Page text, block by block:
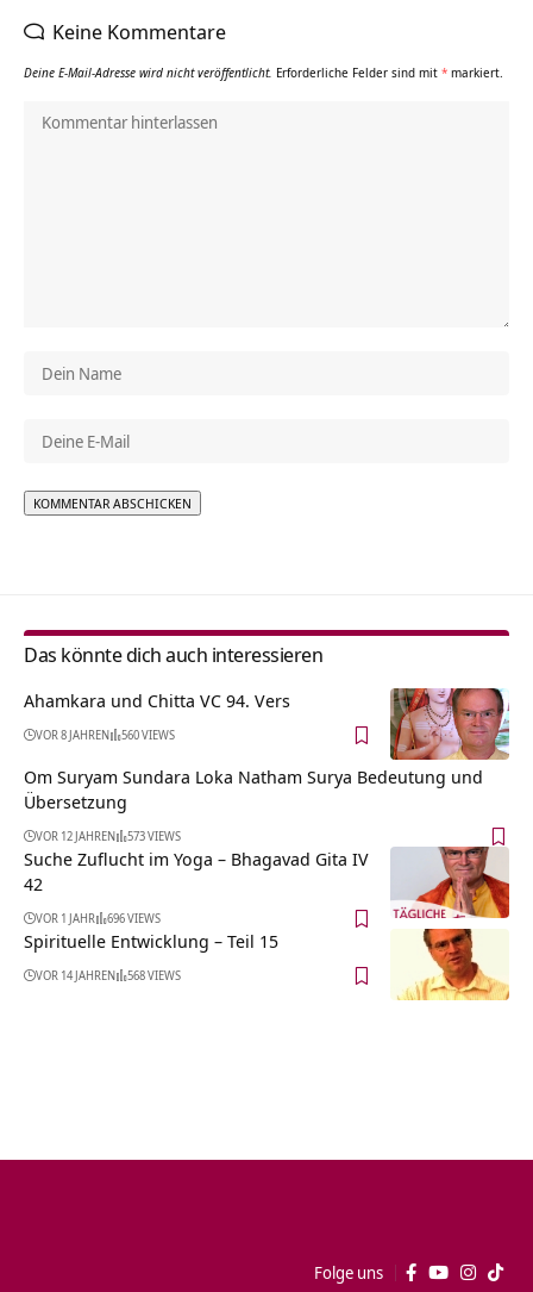
Keine Kommentare
Deine E-Mail-Adresse wird nicht veröffentlicht. Erforderliche Felder sind mit * markiert.
Das könnte dich auch interessieren
Ahamkara und Chitta VC 94. Vers
VOR 8 JAHREN 560 VIEWS
Om Suryam Sundara Loka Natham Surya Bedeutung und
Übersetzung
VOR 12 JAHREN 573 VIEWS
Suche Zuflucht im Yoga – Bhagavad Gita IV
42
VOR 1 JAHR 696 VIEWS
Spirituelle Entwicklung – Teil 15
VOR 14 JAHREN 568 VIEWS
Folge uns